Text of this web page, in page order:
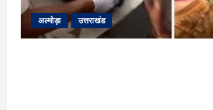
अल्मोड़ा उत्तराखंड